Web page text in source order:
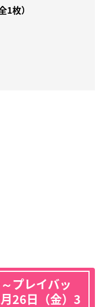
1枚）
プレイバッ
26日（金）3